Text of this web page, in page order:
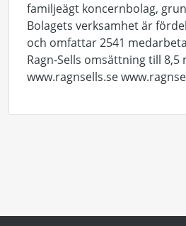
familjeägt koncernbolag,
Bolagets verksamhet är
och omfattar 2541
Ragn-Sells omsättning till
www.ragnsells.se